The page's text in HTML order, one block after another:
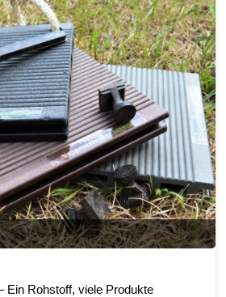
Ein Rohstoff, viele Produkte